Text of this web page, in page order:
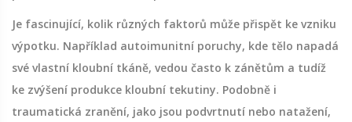
Je fascinující, kolik různých faktorů může přispět ke vzniku
výpotku. Například autoimunitní poruchy, kde tělo napadá
své vlastní kloubní tkáně, vedou často k zánětům a tudíž
ke zvýšení produkce kloubní tekutiny. Podobně i
traumatická zranění, jako jsou podvrtnutí nebo natažení,